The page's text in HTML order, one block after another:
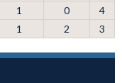
1 0
4
1 2 3